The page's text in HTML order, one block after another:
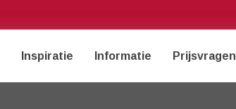
Inspiratie Informatie Prijsvragen